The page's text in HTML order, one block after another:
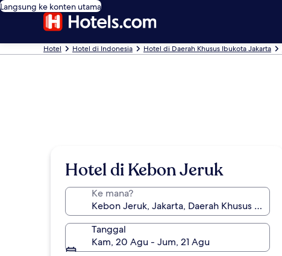
Langsung ke konten utama
Hotel Hotel di Indonesia Hotel di Daerah Khusus Ibukota Jakarta
Hotel di Kebon Jeruk
Ke mana?
Tanggal
Kam, 20 Agu - Jum, 21 Agu